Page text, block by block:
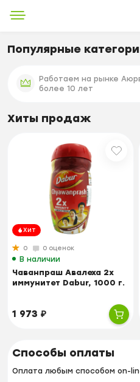
Популярные
Работаем на рынке
более 10 лет
Хиты продаж
Хит
0 0 оценок
В наличии
Чаванпраш Авалеха 2x
иммунитет Dabur, 1000 г.
1 973₽
Способы оплаты
Оплата любым способом on-